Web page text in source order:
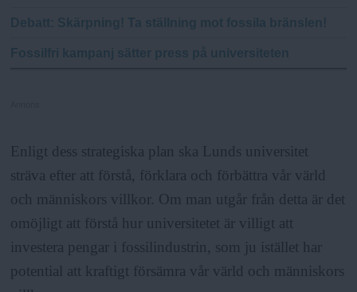
Debatt: Skärpning! Ta ställning mot fossila bränslen!
Fossilfri kampanj sätter press på universiteten
Enligt dess strategiska plan ska Lunds universitet
sträva efter att förstå, förklara och förbättra vår värld
och människors villkor. Om man utgår från detta är det
omöjligt att förstå hur universitetet är villigt att
investera pengar i fossilindustrin, som ju istället har
potential att kraftigt försämra vår värld och människors